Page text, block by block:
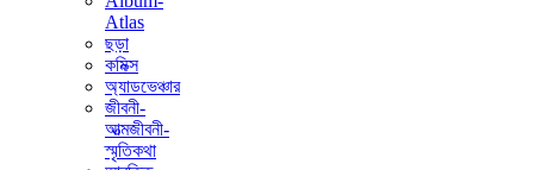
Atlas
ছড়া
কমিক্স
অ্যাডভেঞ্চার
জীবনী-
আত্মজীবনী-
স্মৃতিকথা